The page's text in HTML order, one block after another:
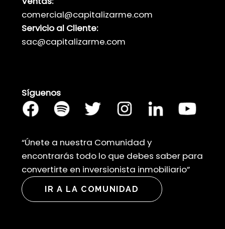
comercial@capitalizarme.com
Servicio al Cliente:
sac@capitalizarme.com
Síguenos
“Únete a nuestra Comunidad y
encontrarás todo lo que debes saber para
convertirte en inversionista inmobiliario”
IR A LA COMUNIDAD